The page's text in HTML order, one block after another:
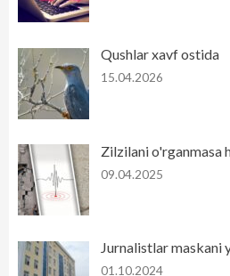
Qushlar xavf ostida
15.04.2026
Zilzilani o'rganmasa
09.04.2025
Jurnalistlar maskani
01.10.2024